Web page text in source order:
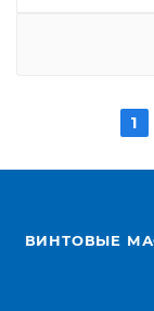
1
ВИНТОВЫЕ